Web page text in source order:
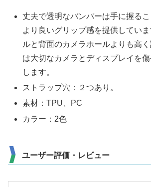
丈夫で透明なバンパーは手に握るこ
より良いグリップ感を提供してい
ルと背面のカメラホールよりも高
は大切なカメラとディスプレイを
します。
ストラップ穴：２つあり。
素材：TPU、PC
カラー：2色
ユーザー評価・レビュー